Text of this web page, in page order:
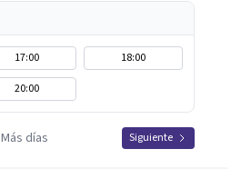
17:00
18:00
20:00
Más días Siguiente